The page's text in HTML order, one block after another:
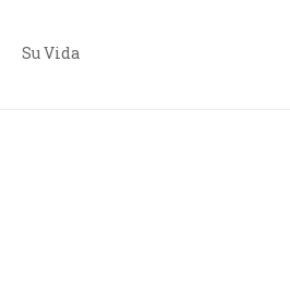
Su Vida